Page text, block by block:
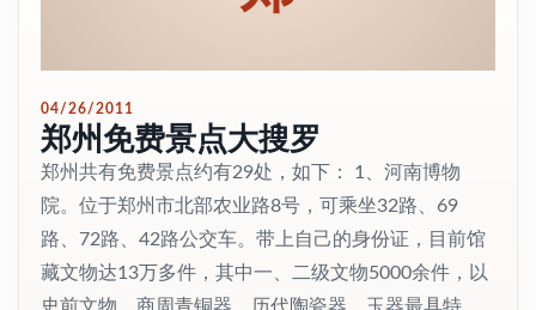
04/26/2011
郑州免费景点大搜罗
郑州共有免费景点约有29处，如下： 1、河南博物
院。位于郑州市北部农业路8号，可乘坐32路、69
路、72路、42路公交车。带上自己的身份证，目前馆
藏文物达13万多件，其中一、二级文物5000余件，以